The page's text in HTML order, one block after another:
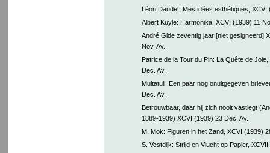
Léon Daudet: Mes idées esthétiques, XCVI
Albert Kuyle: Harmonika, XCVI (1939) 11
André Gide zeventig jaar [niet gesigneerd]
Nov. Av.
Patrice de la Tour du Pin: La Quête de
Dec. Av.
Multatuli. Een paar nog onuitgegeven
Dec. Av.
Betrouwbaar, daar hij zich nooit vastlegt
1889-1939) XCVI (1939) 23 Dec. Av.
M. Mok: Figuren in het Zand, XCVI (1939)
S. Vestdijk: Strijd en Vlucht op Papier,